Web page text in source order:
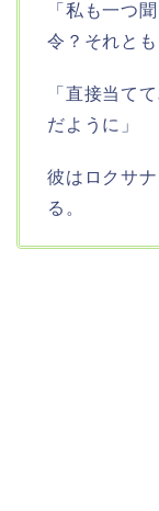
「私も一つ
令？それと
「直接当て
だように」
彼はロクサ
る。